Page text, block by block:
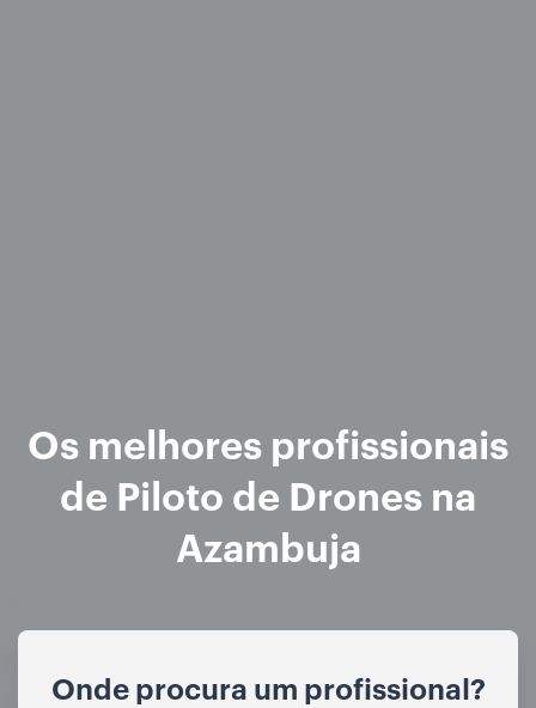
Os melhores profissionais
de Piloto de Drones na
Azambuja
Onde procura um profissional?